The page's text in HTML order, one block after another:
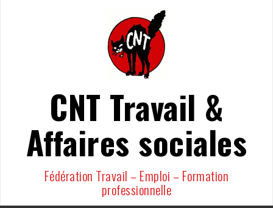
CNT Travail &
Affaires sociales
Fédération Travail – Emploi – Formation
professionnelle